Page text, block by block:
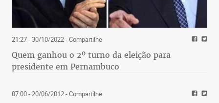
21:27 - 30/10/2022- Compartilhe
Quem ganhou o 2º turno da eleição para
presidente em Pernambuco
07:00 - 20/06/2012- Compartilhe